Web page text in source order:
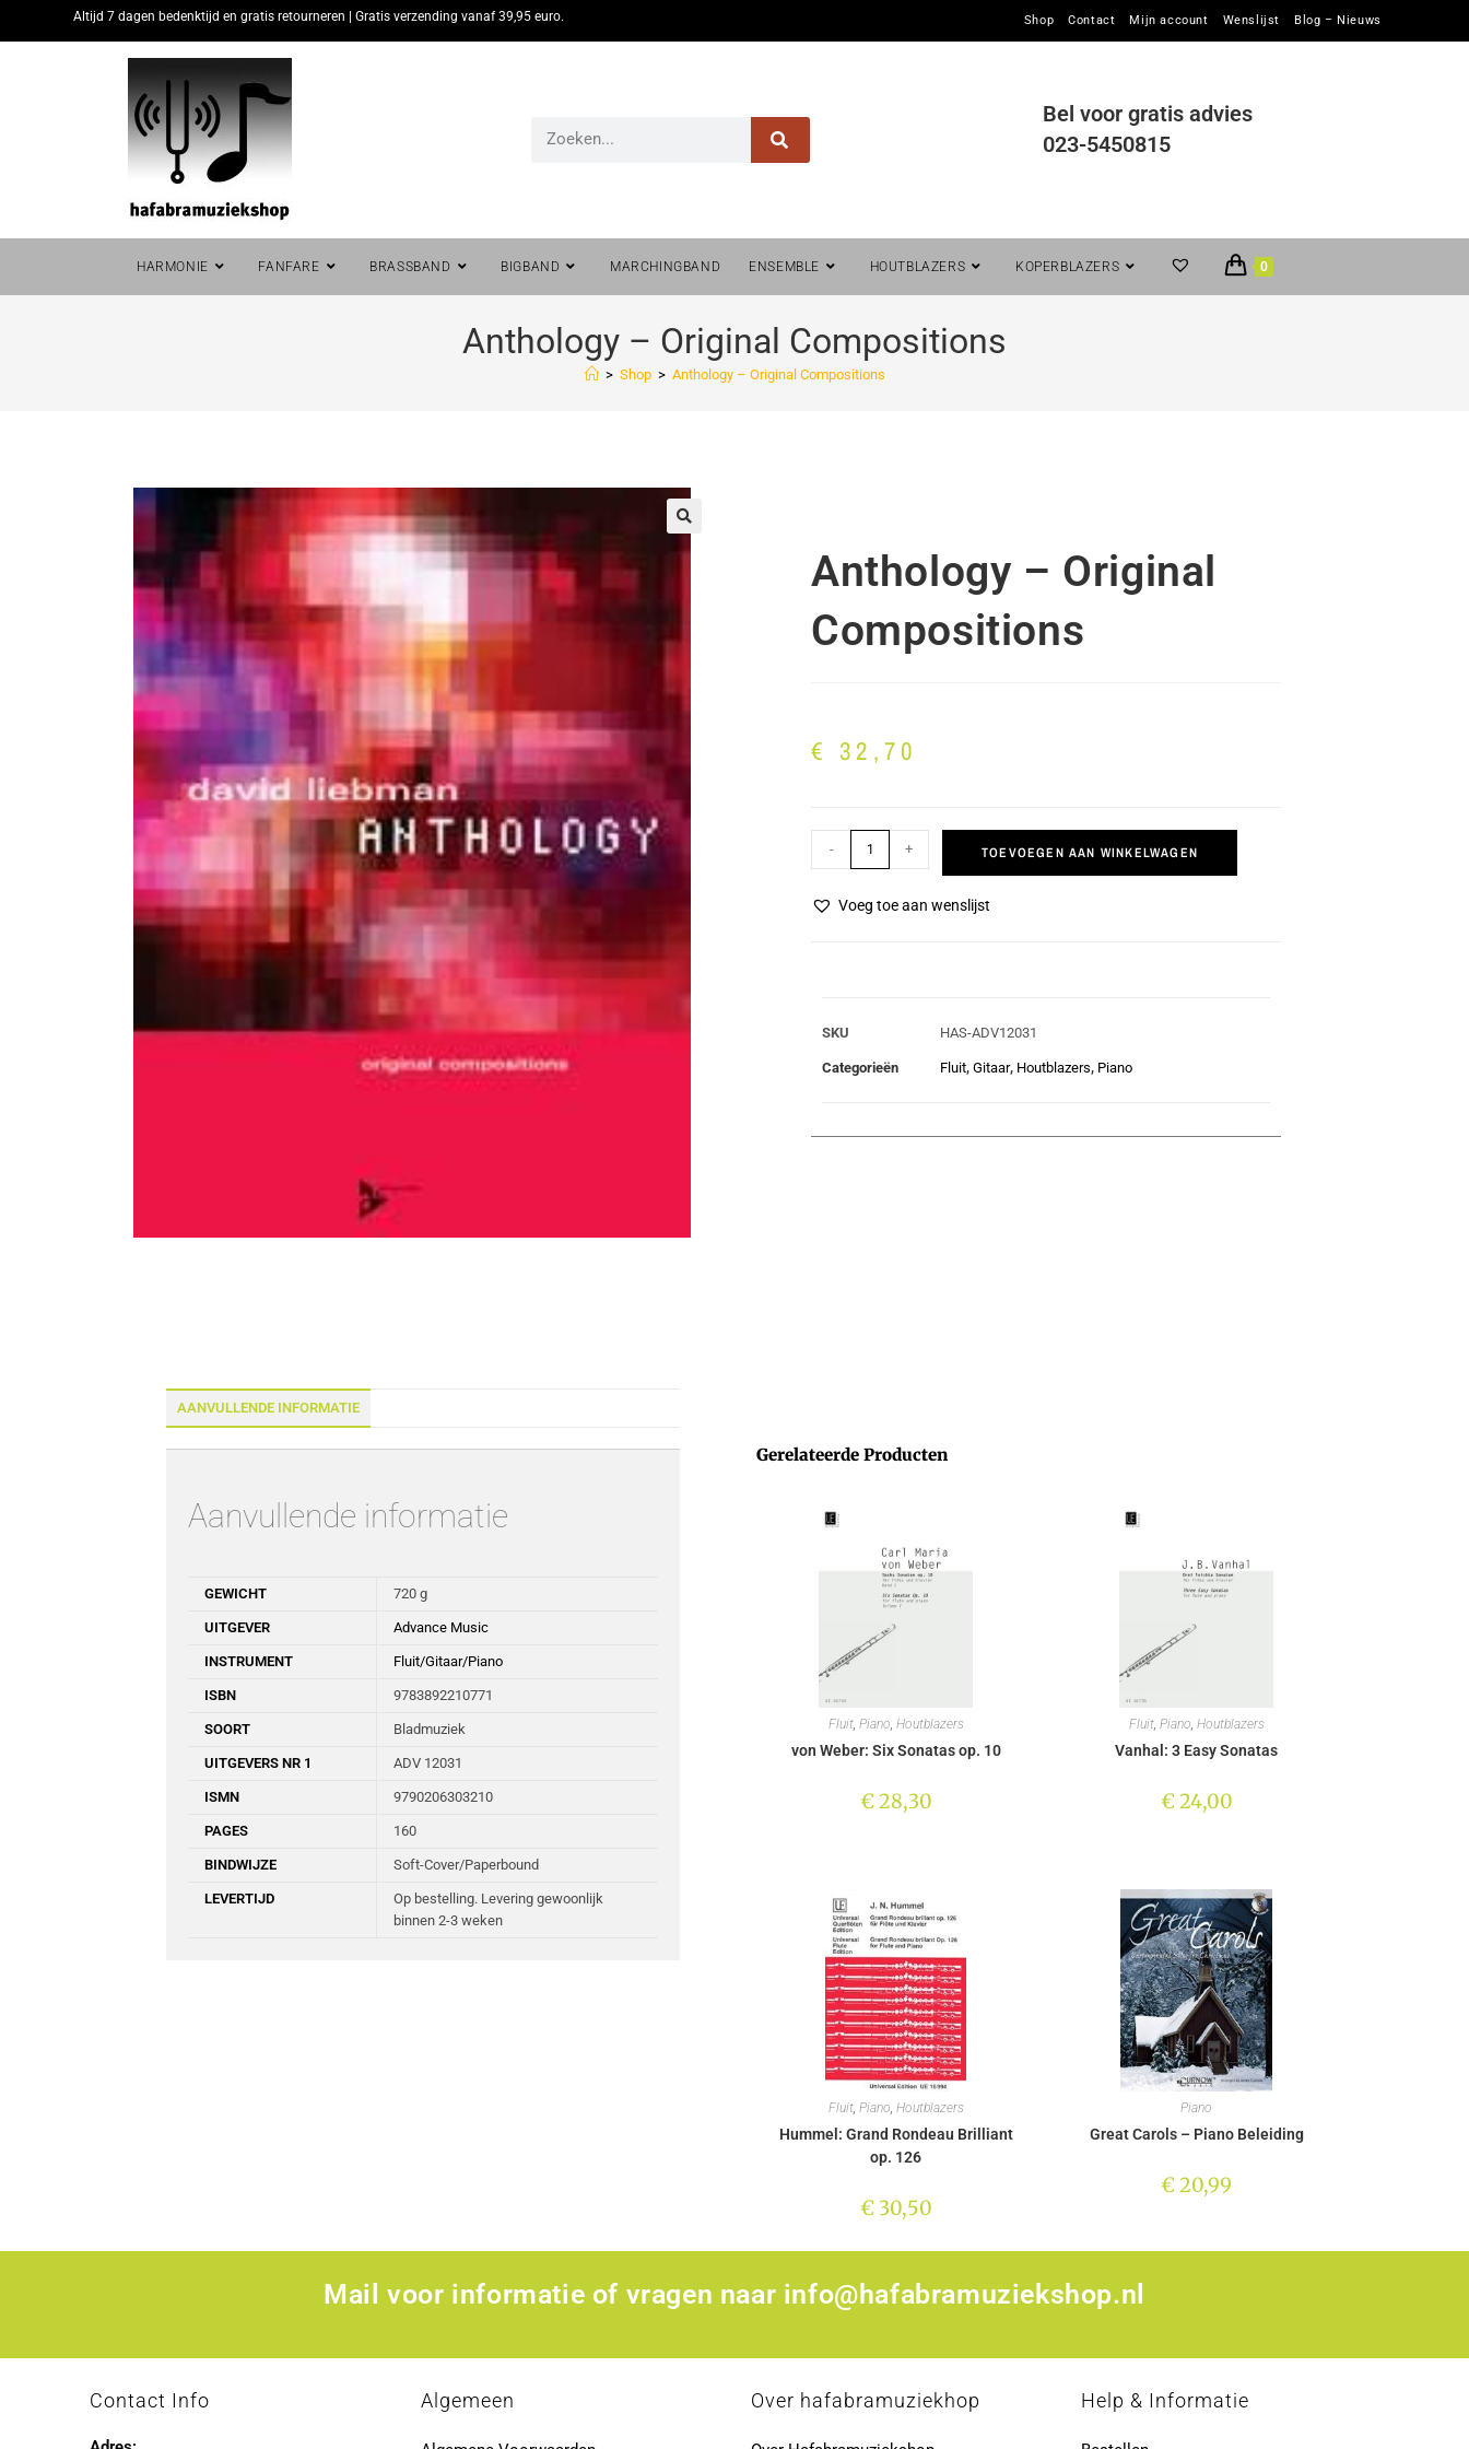
Altijd 7 dagen bedenktijd en gratis retourneren | Gratis verzending vanaf 39,95 euro. Shop Contact Mijn account Wenslijst Blog – Nieuws
Bel voor gratis advies
023-5450815
HARMONIE FANFARE BRASSBAND BIGBAND MARCHINGBAND ENSEMBLE HOUTBLAZERS KOPERBLAZERS 0
Anthology – Original Compositions
> Shop > Anthology – Original Compositions
🔍
Anthology – Original
Compositions
€ 32,70
- + TOEVOEGEN AAN WINKELWAGEN
Voeg toe aan wenslijst
SKU HAS-ADV12031
Categorieën Fluit, Gitaar, Houtblazers, Piano
AANVULLENDE INFORMATIE
Aanvullende informatie
GEWICHT 720 g
UITGEVER Advance Music
INSTRUMENT Fluit/Gitaar/Piano
ISBN 9783892210771
SOORT Bladmuziek
UITGEVERS NR 1 ADV 12031
ISMN 9790206303210
PAGES 160
BINDWIJZE Soft-Cover/Paperbound
LEVERTIJD
Op bestelling. Levering gewoonlijk
binnen 2-3 weken
Gerelateerde Producten
Fluit, Piano, Houtblazers
von Weber: Six Sonatas op. 10
€28,30
Fluit, Piano, Houtblazers
Vanhal: 3 Easy Sonatas
€24,00
Fluit, Piano, Houtblazers
Hummel: Grand Rondeau Brilliant
op. 126
€30,50
Piano
Great Carols – Piano Beleiding
€20,99
Mail voor informatie of vragen naar info@hafabramuziekshop.nl
Contact Info Algemeen Over hafabramuziekhop Help & Informatie